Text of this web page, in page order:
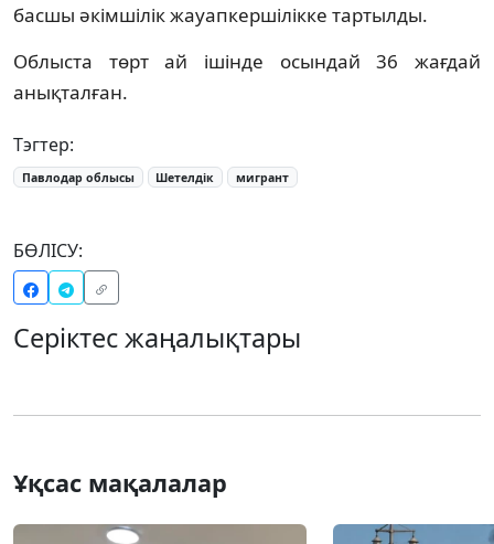
басшы әкімшілік жауапкершілікке тартылды.
Облыста төрт ай ішінде осындай 36 жағдай
анықталған.
Тэгтер:
Павлодар облысы Шетелдік мигрант
БӨЛІСУ:
Серіктес жаңалықтары
Ұқсас мақалалар